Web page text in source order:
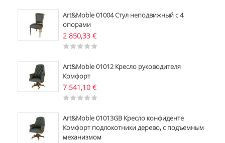
Art&Moble 01004 Стул неподвижный с 4
опорами
2 850,33 €
Art&Moble 01012 Кресло руководителя
Комфорт
7 541,10 €
Art&Moble 01013GB Кресло конфиденте
Комфорт подлокотники дерево, с подъемным
механизмом